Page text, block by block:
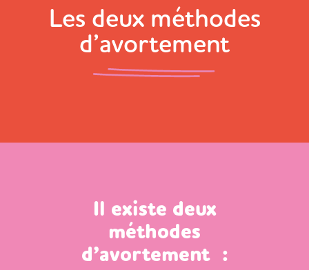
Les deux méthodes
d’avortement
Il existe deux
méthodes
d’avortement :